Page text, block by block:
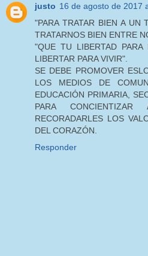
justo 16 de agosto de 2017
"PARA TRATAR BIEN A UN
TRATARNOS BIEN ENTRE
"QUE TU LIBERTAD
LIBERTAR PARA VIVIR".
SE DEBE PROMOVER
LOS MEDIOS DE
EDUCACIÓN PRIMARIA,
PARA
RECORADARLES LOS
DEL CORAZÓN.
Responder